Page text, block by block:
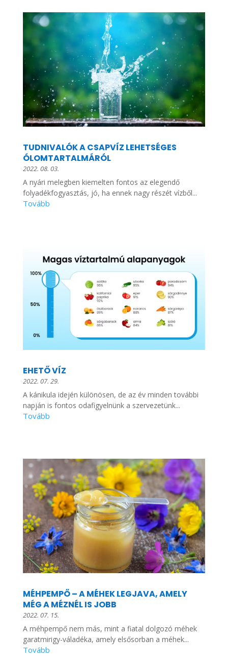
TUDNIVALÓK A CSAPVÍZ LEHETSÉGES
ÓLOMTARTALMÁRÓL
2022. 08. 03.
A nyári melegben kiemelten fontos az elegendő
folyadékfogyasztás, jó, ha ennek nagy részét vízből...
EHETŐ VÍZ
2022. 07. 29.
A kánikula idején különösen, de az év minden további
napján is fontos odafigyelnünk a szervezetünk...
MÉHPEMPŐ – A MÉHEK LEGJAVA, AMELY
MÉG A MÉZNÉL IS JOBB
2022. 07. 15.
A méhpempő nem más, mint a fiatal dolgozó méhek
garatmirigy-váladéka, amely elsősorban a méhek...